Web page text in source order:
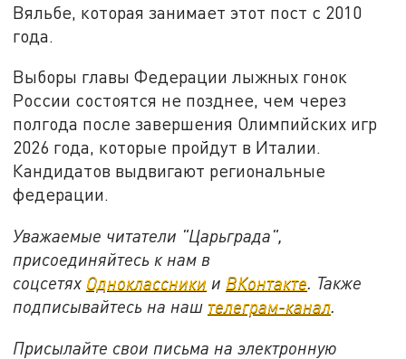
Вяльбе, которая занимает этот пост с 2010
года.
Выборы главы Федерации лыжных гонок
России состоятся не позднее, чем через
полгода после завершения Олимпийских игр
2026 года, которые пройдут в Италии.
Кандидатов выдвигают региональные
федерации.
Уважаемые читатели "Царьграда",
присоединяйтесь к нам в
соцсетях Одноклассники и ВКонтакте. Также
подписывайтесь на наш телеграм-канал.
Присылайте свои письма на электронную